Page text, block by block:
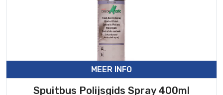
MEER INFO
Spuitbus Polijsgids Spray 400ml